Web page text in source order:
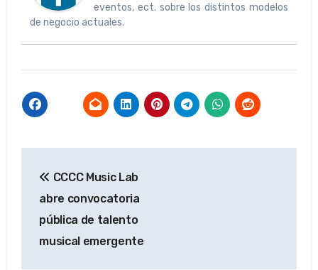
eventos, ect. sobre los distintos modelos
de negocio actuales.
de
entradas
CCCC Music Lab
abre convocatoria
pública de talento
musical emergente